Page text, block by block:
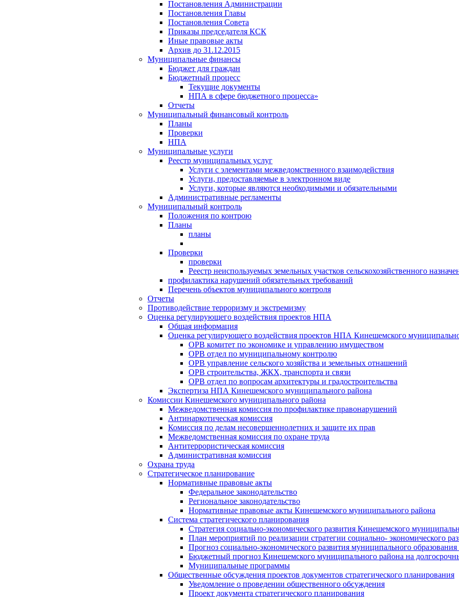
Постановления Администрации
Постановления Главы
Постановления Совета
Приказы председателя КСК
Иные правовые акты
Архив до 31.12.2015
Муниципальные финансы
Бюджет для граждан
Бюджетный процесс
Текущие документы
НПА в сфере бюджетного процесса»
Отчеты
Муниципальный финансовый контроль
Планы
Проверки
НПА
Муниципальные услуги
Реестр муниципальных услуг
Услуги с элементами межведомственного взаимодействия
Услуги, предоставляемые в электронном виде
Услуги, которые являются необходимыми и обязательными
Административные регламенты
Муниципальный контроль
Положения по контрою
Планы
планы
Проверки
проверки
Реестр неиспользуемых земельных участков сельскохозяйственного
профилактика нарушений обязательных требований
Перечень объектов муниципального контроля
Отчеты
Противодействие терроризму и экстремизму
Оценка регулирующего воздействия проектов НПА
Общая информация
Оценка регулирующего воздействия проектов НПА Кинешемского
ОРВ комитет по экономике и управлению имуществом
ОРВ отдел по муниципальному контролю
ОРВ управление сельского хозяйства и земельных отнашений
ОРВ строительства, ЖКХ, транспорта и связи
ОРВ отдел по вопросам архитектуры и градостроительства
Экспертиза НПА Кинешемского муниципального района
Комиссии Кинешемского муниципального района
Межведомственная комиссия по профилактике правонарушений
Антинаркотическая комиссия
Комиссия по делам несовершеннолетних и защите их прав
Межведомственная комиссия по охране труда
Антитеррористическая комиссия
Административная комиссия
Охрана труда
Стратегическое планирование
Нормативные правовые акты
Федеральное законодательство
Региональное законодательство
Нормативные правовые акты Кинешемского муниципального района
Система стратегического планирования
Стратегия социально-экономического развития Кинешемского
План мероприятий по реализации стратегии социально- экономического
Прогноз социально-экономического развития муниципального
Бюджетный прогноз Кинешемского муниципального района на
Муниципальные программы
Общественные обсуждения проектов документов стратегического планирования
Уведомление о проведении общественного обсуждения
Проект документа стратегического планирования